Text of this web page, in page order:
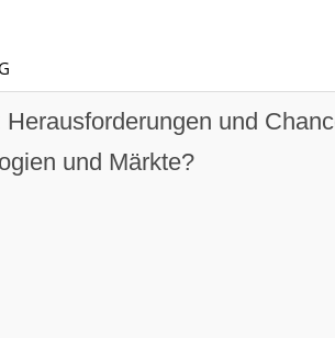
und
und Märkte?